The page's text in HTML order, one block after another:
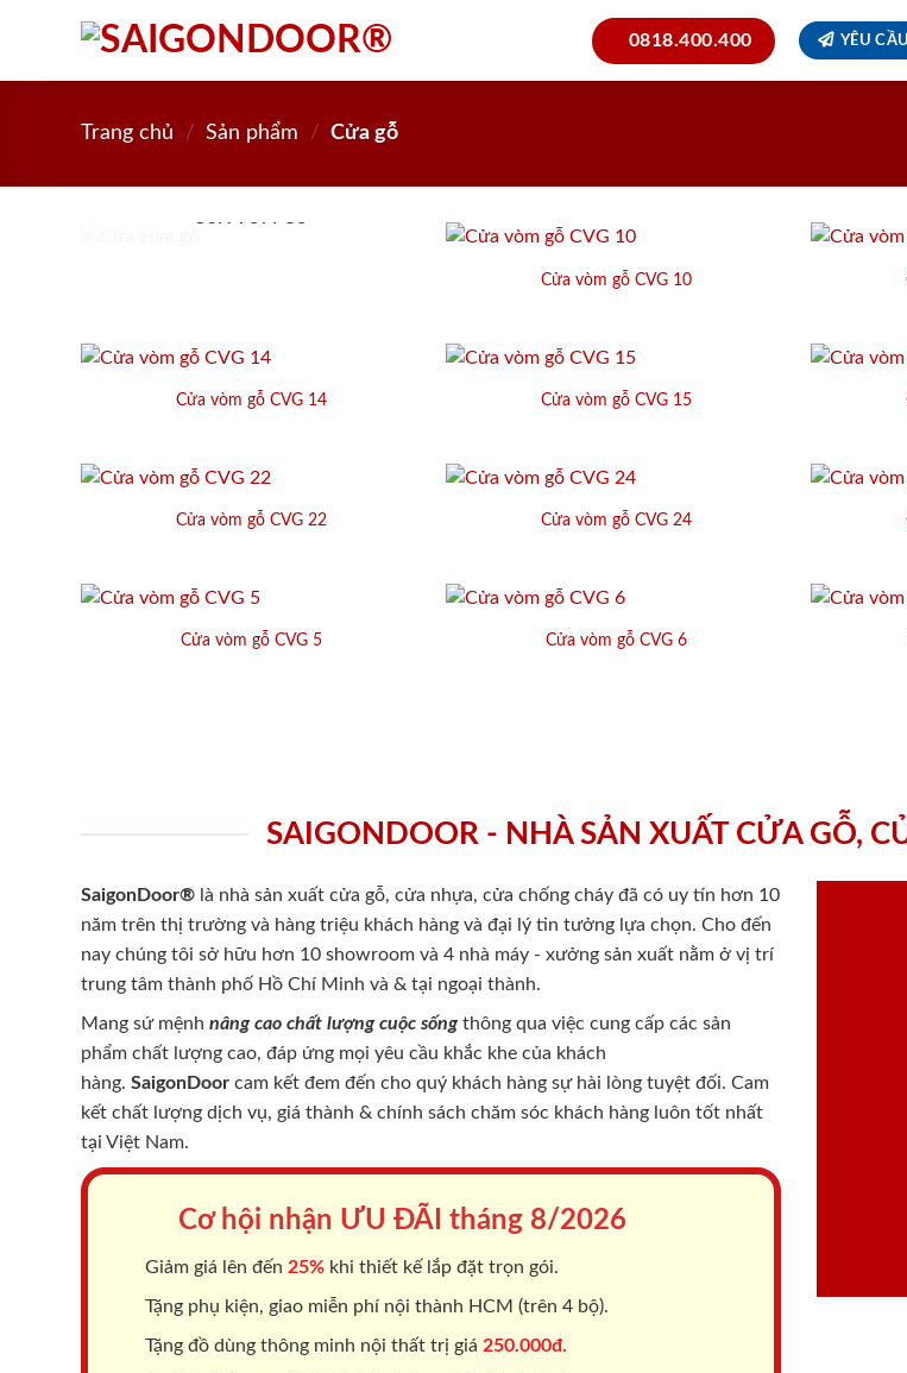
0818.400.400 YÊU
Trang chủ / Sản phẩm / Cửa gỗ
Cửa vòm gỗ CVG 10
Cửa vòm gỗ CVG 14 Cửa vòm gỗ CVG 15
Cửa vòm gỗ CVG 22 Cửa vòm gỗ CVG 24
Cửa vòm gỗ CVG 5 Cửa vòm gỗ CVG 6
SAIGONDOOR - NHÀ SẢN XUẤT CỬA GỖ,
SaigonDoor® là nhà sản xuất cửa gỗ, cửa nhựa, cửa chống cháy đã có uy tín hơn 10
năm trên thị trường và hàng triệu khách hàng và đại lý tin tưởng lựa chọn. Cho đến
nay chúng tôi sở hữu hơn 10 showroom và 4 nhà máy - xưởng sản xuất nằm ở vị trí
trung tâm thành phố Hồ Chí Minh và & tại ngoại thành.
Mang sứ mệnh nâng cao chất lượng cuộc sốngthông qua việc cung cấp các sản
phẩm chất lượng cao, đáp ứng mọi yêu cầu khắc khe của khách
hàng. SaigonDoor cam kết đem đến cho quý khách hàng sự hài lòng tuyệt đối. Cam
kết chất lượng dịch vụ, giá thành & chính sách chăm sóc khách hàng luôn tốt nhất
tại Việt Nam.
Cơ hội nhận ƯU ĐÃI tháng 8/2026
Giảm giá lên đến 25% khi thiết kế lắp đặt trọn gói.
Tặng phụ kiện, giao miễn phí nội thành HCM (trên 4 bộ).
Tặng đồ dùng thông minh nội thất trị giá 250.000đ.